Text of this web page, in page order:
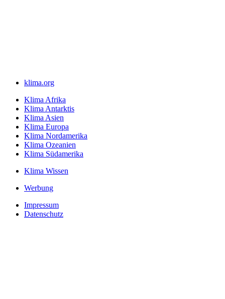
klima.org
Klima Afrika
Klima Antarktis
Klima Asien
Klima Europa
Klima Nordamerika
Klima Ozeanien
Klima Südamerika
Klima Wissen
Werbung
Impressum
Datenschutz